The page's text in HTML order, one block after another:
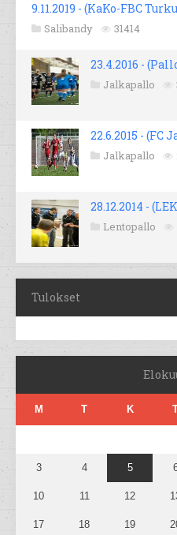
9.11.2019 - (KaKo-FBC
Salibandy 31414
23.4.2016 -
Jalkapallo
22.6.2015 - (FC
Jalkapallo
28.12.2014 -
Lentopallo
Tulokset
M T K
3 4 5
10 11 12
17 18 19